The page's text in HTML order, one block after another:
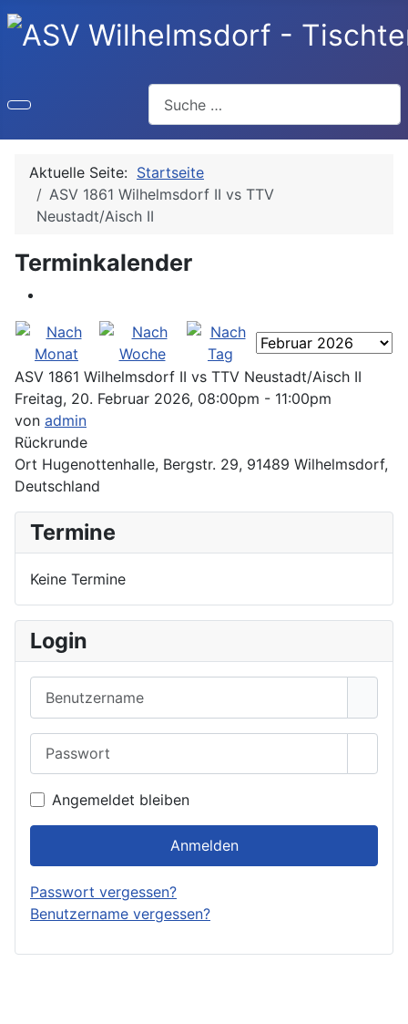
Aktuelle Seite: Startseite
ASV 1861 Wilhelmsdorf II vs TTV
Neustadt/Aisch II
Terminkalender
ASV 1861 Wilhelmsdorf II vs TTV Neustadt/Aisch II
Freitag, 20. Februar 2026, 08:00pm - 11:00pm
von admin
Rückrunde
Ort Hugenottenhalle, Bergstr. 29, 91489 Wilhelmsdorf,
Deutschland
Termine
Keine Termine
Login
Angemeldet bleiben
Anmelden
Passwort vergessen?
Benutzername vergessen?